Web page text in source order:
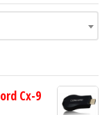
Cx-9